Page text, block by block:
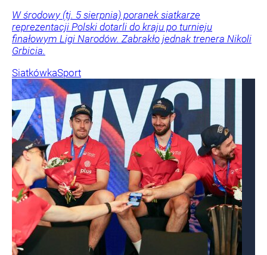
W środowy (tj. 5 sierpnia) poranek siatkarze
reprezentacji Polski dotarli do kraju po turnieju
finałowym Ligi Narodów. Zabrakło jednak trenera Nikoli
Grbicia.
SiatkówkaSport